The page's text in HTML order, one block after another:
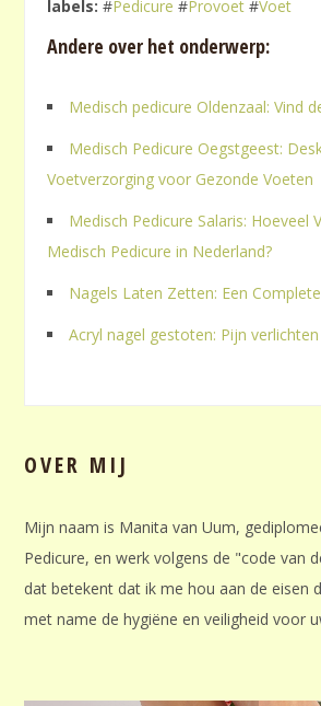
labels: #Pedicure #Provoet #Voet
Andere over het onderwerp:
Medisch pedicure Oldenzaal: Vind
Medisch Pedicure Oegstgeest:
Voetverzorging voor Gezonde Voeten
Medisch Pedicure Salaris: Hoeveel
Medisch Pedicure in Nederland?
Nagels Laten Zetten: Een
Acryl nagel gestoten: Pijn
OVER MIJ
Mijn naam is Manita van Uum,
Pedicure, en werk volgens de "code van
dat betekent dat ik me hou aan de eisen
met name de hygiëne en veiligheid voor